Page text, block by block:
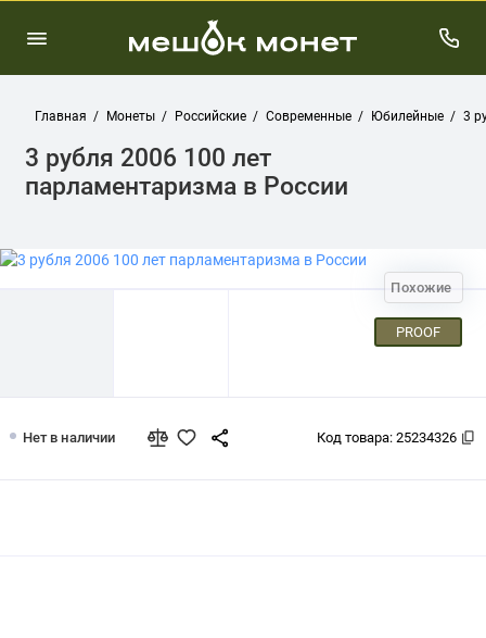
Главная Монеты Российские Современные Юбилейные 3
3 рубля 2006 100 лет
парламентаризма в России
Похожие
PROOF
Нет в наличии Код товара: 25234326